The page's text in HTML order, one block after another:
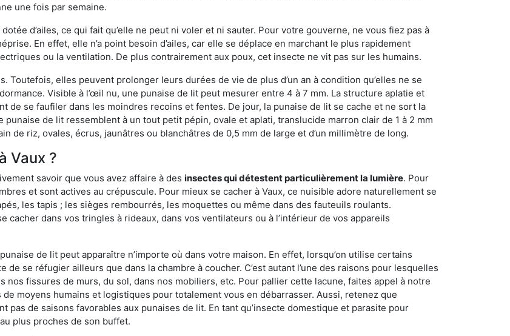
une fois par semaine.
d’ailes, ce qui fait qu’elle ne peut ni voler et ni sauter. Pour votre gouverne, ne vous fiez pas à
En effet, elle n’a point besoin d’ailes, car elle se déplace en marchant le plus rapidement
ou la ventilation. De plus contrairement aux poux, cet insecte ne vit pas sur les humains.
Toutefois, elles peuvent prolonger leurs durées de vie de plus d’un an à condition qu’elles ne se
Visible à l’œil nu, une punaise de lit peut mesurer entre 4 à 7 mm. La structure aplatie et
de se faufiler dans les moindres recoins et fentes. De jour, la punaise de lit se cache et ne sort la
punaise de lit ressemblent à un tout petit pépin, ovale et aplati, translucide marron clair de 1 à 2 mm
de riz, ovales, écrus, jaunâtres ou blanchâtres de 0,5 mm de large et d’un millimètre de long.
Vaux ?
savoir que vous avez affaire à des insectes qui détestent particulièrement la lumière. Pour
et sont actives au crépuscule. Pour mieux se cacher à Vaux, ce nuisible adore naturellement se
les tapis ; les sièges rembourrés, les moquettes ou même dans des fauteuils roulants.
cacher dans vos tringles à rideaux, dans vos ventilateurs ou à l’intérieur de vos appareils
de lit peut apparaître n’importe où dans votre maison. En effet, lorsqu’on utilise certains
se réfugier ailleurs que dans la chambre à coucher. C’est autant l’une des raisons pour lesquelles
nos fissures de murs, du sol, dans nos mobiliers, etc. Pour pallier cette lacune, faites appel à notre
moyens humains et logistiques pour totalement vous en débarrasser. Aussi, retenez que
pas de saisons favorables aux punaises de lit. En tant qu’insecte domestique et parasite pour
plus proches de son buffet.